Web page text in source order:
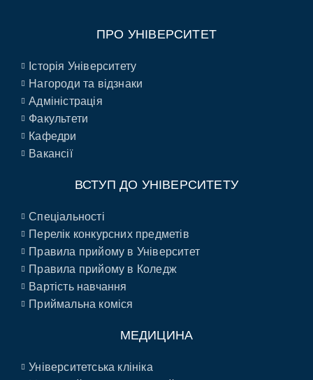
ПРО УНІВЕРСИТЕТ
Історія Університету
Нагороди та відзнаки
Адміністрація
Факультети
Кафедри
Вакансії
ВСТУП ДО УНІВЕРСИТЕТУ
Спеціальності
Перелік конкурсних предметів
Правила прийому в Університет
Правила прийому в Коледж
Вартість навчання
Приймальна коміся
МЕДИЦИНА
Університетська клініка